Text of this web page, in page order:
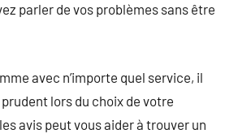
parler de vos problèmes sans être
avec n’importe quel service, il
lors du choix de votre
avis peut vous aider à trouver un